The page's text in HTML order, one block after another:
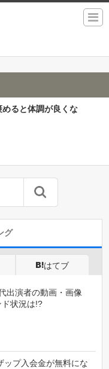
めると体調が良くな
グ
はてブ
出演者の動画・画像
ド状況は!?
ップ入会金が無料にな